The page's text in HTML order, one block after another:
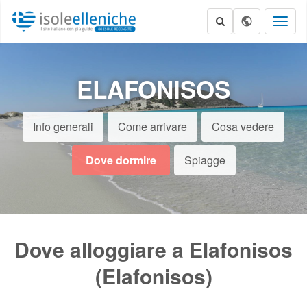
ELAFONISOS
Info generali Come arrivare Cosa vedere
Dove dormire Spiagge
Dove alloggiare a Elafonisos
(Elafonisos)